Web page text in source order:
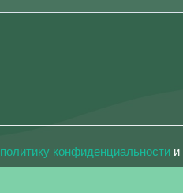
политику конфиденциальности и